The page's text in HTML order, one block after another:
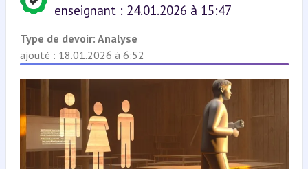
enseignant : 24.01.2026 à 15:47
Type de devoir: Analyse
ajouté : 18.01.2026 à 6:52